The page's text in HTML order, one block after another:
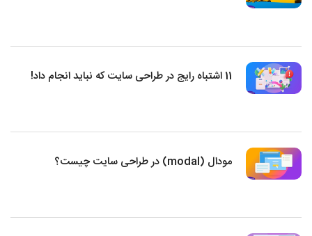
11 اشتباه رایج در طراحی سایت که نباید انجام داد!
مودال (modal) در طراحی سایت چیست؟